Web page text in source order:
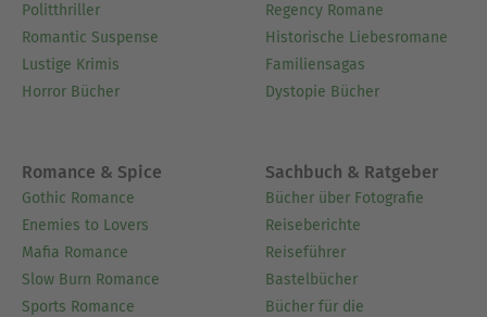
Politthriller
Romantic Suspense
Lustige Krimis
Horror Bücher
Regency Romane
Historische Liebesromane
Familiensagas
Dystopie Bücher
Romance & Spice
Gothic Romance
Enemies to Lovers
Mafia Romance
Slow Burn Romance
Sports Romance
Sachbuch & Ratgeber
Bücher über Fotografie
Reiseberichte
Reiseführer
Bastelbücher
Bücher für die